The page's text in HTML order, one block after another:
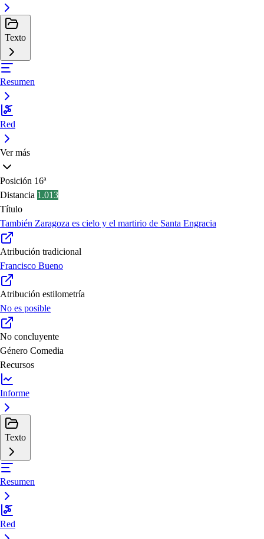
Texto
Resumen
Red
Ver más
Posición 16ª
Distancia 1.013
Título
También Zaragoza es cielo y el martirio de Santa Engracia
Atribución tradicional
Francisco Bueno
Atribución estilometría
No es posible
No concluyente
Género Comedia
Recursos
Informe
Texto
Resumen
Red